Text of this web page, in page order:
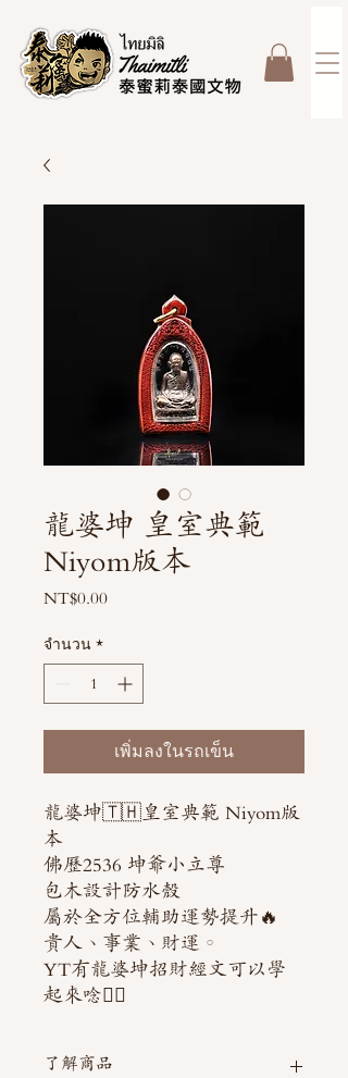
龍婆坤 皇室典範
Niyom版本
NT$0.00ราคา
จำนวน *
เพิ่มลงในรถเข็น
龍婆坤🇹🇭皇室典範 Niyom版
本
佛歷2536 坤爺小立尊
包木設計防水殼
屬於全方位輔助運勢提升🔥
貴人、事業、財運。
YT有龍婆坤招財經文可以學
起來唸👍🏻
了解商品